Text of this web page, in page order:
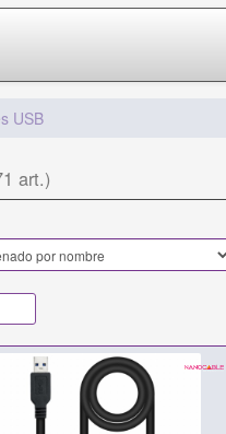
USB
art.)